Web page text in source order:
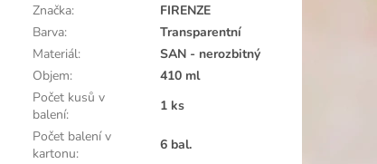
Značka:
FIRENZE
Barva:
Transparentní
Materiál:
SAN - nerozbitný
Objem:
410 ml
Počet kusů v
balení:
1 ks
Počet balení v
kartonu:
6 bal.